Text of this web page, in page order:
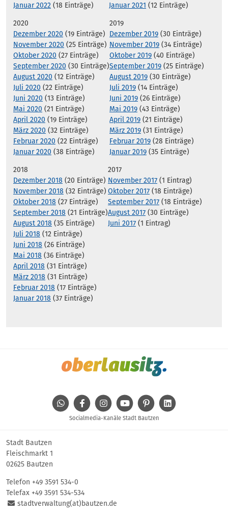
Januar 2022 (18 Einträge)
Januar 2021 (12 Einträge)
2020
Dezember 2020 (19 Einträge)
November 2020 (25 Einträge)
Oktober 2020 (27 Einträge)
September 2020 (30 Einträge)
August 2020 (12 Einträge)
Juli 2020 (22 Einträge)
Juni 2020 (13 Einträge)
Mai 2020 (21 Einträge)
April 2020 (19 Einträge)
März 2020 (32 Einträge)
Februar 2020 (22 Einträge)
Januar 2020 (38 Einträge)
2019
Dezember 2019 (30 Einträge)
November 2019 (34 Einträge)
Oktober 2019 (40 Einträge)
September 2019 (25 Einträge)
August 2019 (30 Einträge)
Juli 2019 (14 Einträge)
Juni 2019 (26 Einträge)
Mai 2019 (43 Einträge)
April 2019 (21 Einträge)
März 2019 (31 Einträge)
Februar 2019 (28 Einträge)
Januar 2019 (35 Einträge)
2018
Dezember 2018 (20 Einträge)
November 2018 (32 Einträge)
Oktober 2018 (27 Einträge)
September 2018 (21 Einträge)
August 2018 (35 Einträge)
Juli 2018 (12 Einträge)
Juni 2018 (26 Einträge)
Mai 2018 (36 Einträge)
April 2018 (31 Einträge)
März 2018 (31 Einträge)
Februar 2018 (17 Einträge)
Januar 2018 (37 Einträge)
2017
November 2017 (1 Eintrag)
Oktober 2017 (18 Einträge)
September 2017 (18 Einträge)
August 2017 (30 Einträge)
Juni 2017 (1 Eintrag)
WhatsAppFacebookInstagramYoutube Pinterest
Socialmedia-Kanäle Stadt Bautzen
Stadt Bautzen
Fleischmarkt 1
02625 Bautzen
Telefon +49 3591 534-0
Telefax +49 3591 534-534
stadtverwaltung(at)bautzen.de